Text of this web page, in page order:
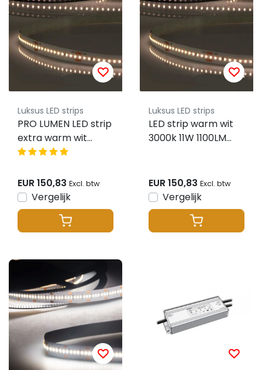
Luksus LED strips
PRO LUMEN LED strip
extra warm wit
2700k 12,5W 1300LM
IP20 CRI93 - 15
meter
EUR 150,83 Excl. btw
Vergelijk
Luksus LED strips
LED strip warm wit
3000k 11W 1100LM
meter
EUR 150,83 Excl. btw
Vergelijk